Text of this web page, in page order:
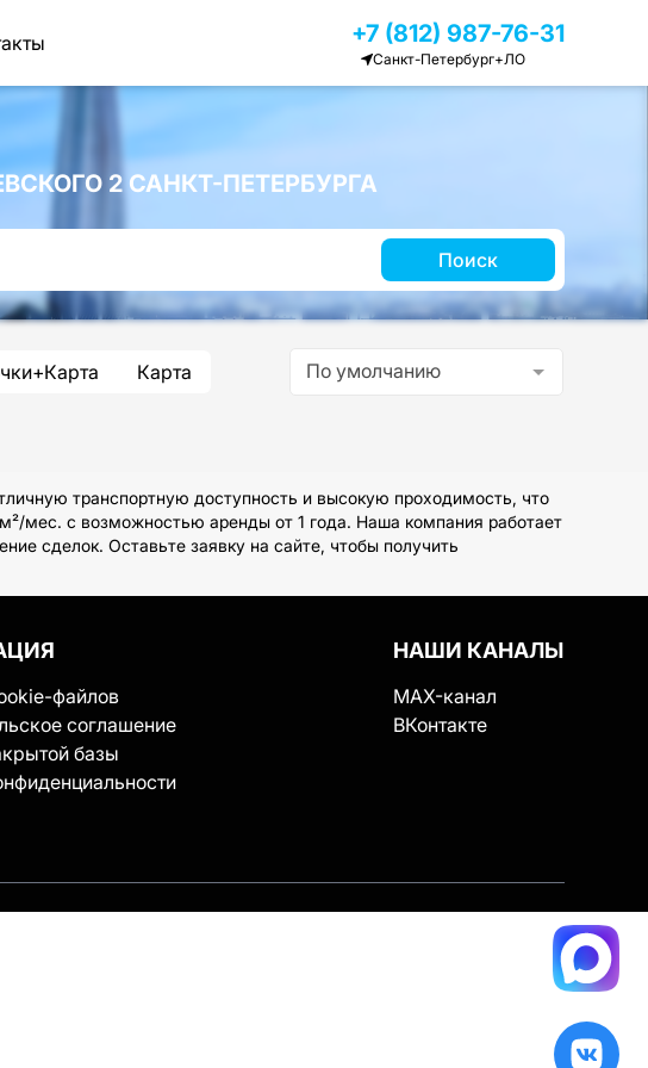
+7 (812) 987-76-31
Санкт-Петербург+ЛО
2 САНКТ-ПЕТЕРБУРГА
Поиск
Карта По умолчанию
транспортную доступность и высокую проходимость, что
мес. с возможностью аренды от 1 года. Наша компания работает
сделок. Оставьте заявку на сайте, чтобы получить
файлов
соглашение
базы
НАШИ КАНАЛЫ
MAX-канал
ВКонтакте